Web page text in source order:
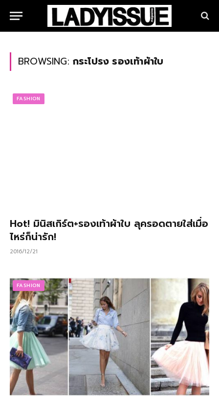
BROWSING: กระโปรง รองเท้าผ้าใบ
FASHION
Hot! มินิสเกิร์ต+รองเท้าผ้าใบ ลุครอดตายใส่เมื่อ
ไหร่ก็น่ารัก!
2016/12/21
FASHION